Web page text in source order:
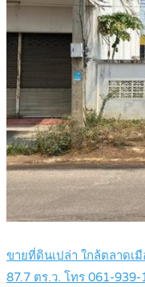
ขายที่ดินเปล่า ใกล้ตลาดเ
87.7 ตร.ว. โทร 061-939-